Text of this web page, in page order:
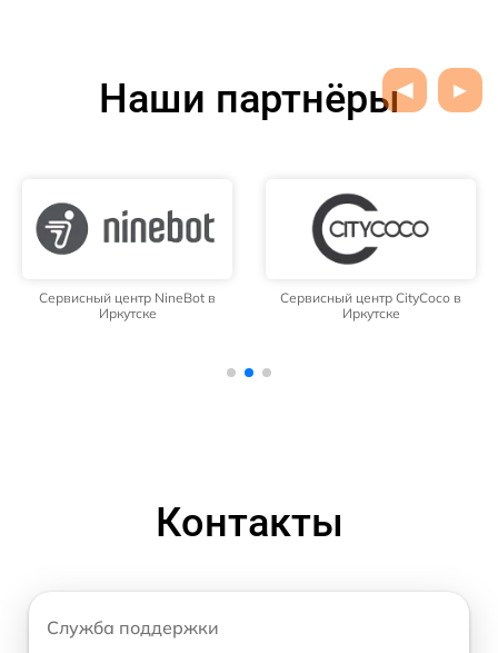
Наши партнёры
Сервисный центр NineBot в
Иркутске
Сервисный центр CityCoco в
Иркутске
Контакты
Служба поддержки